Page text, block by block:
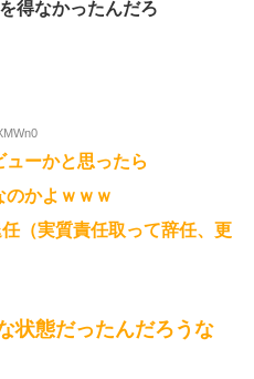
得なかったんだろ
ーかと思ったら
かよｗｗｗ
（実質責任取って辞任、更
状態だったんだろうな